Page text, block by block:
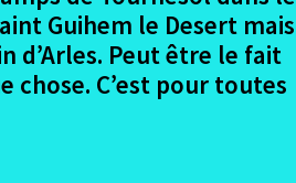
Guihem le Desert mais
d’Arles. Peut être le fait
chose. C’est pour toutes